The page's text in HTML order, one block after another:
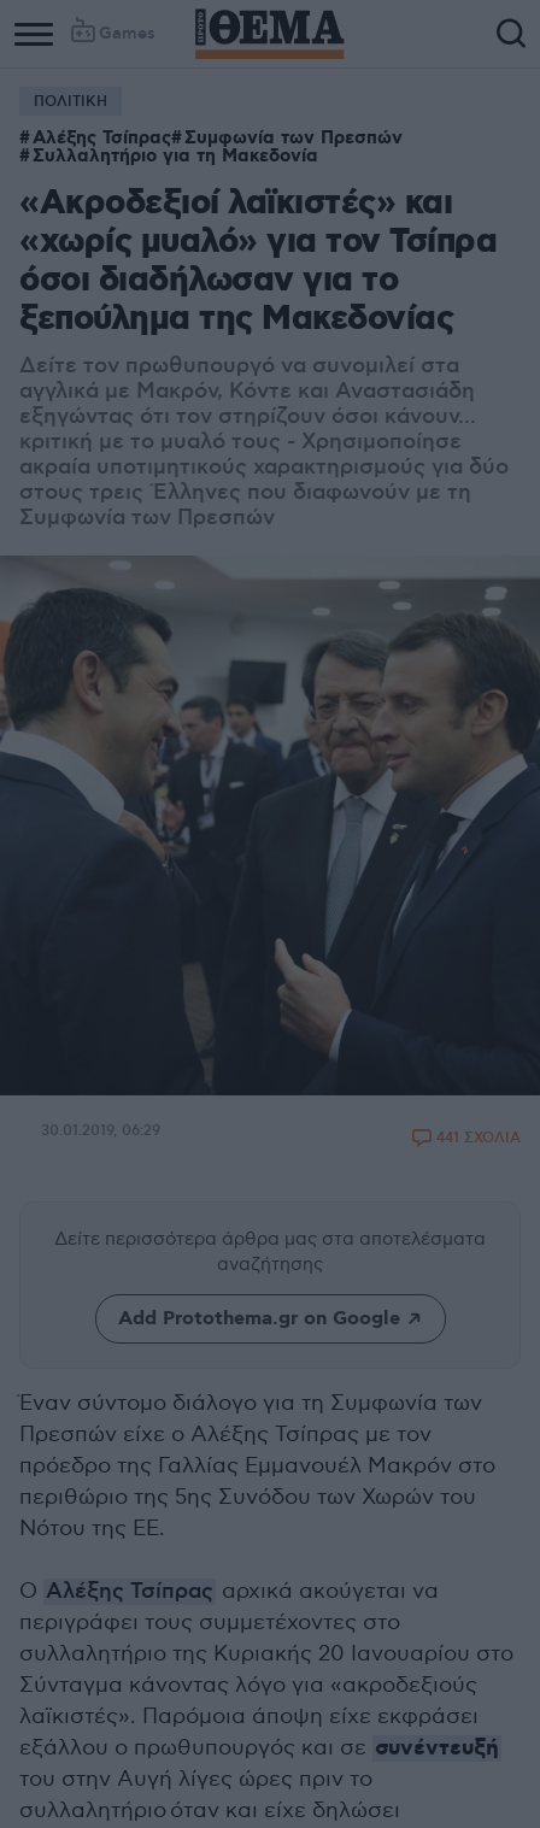
Games
Column
1
Column
2
ΠΟΛΙΤΙΚΗ
Αλέξης Τσίπρας Συμφωνία των Πρεσπών
Συλλαλητήριο για τη Μακεδονία
«Ακροδεξιοί λαϊκιστές» και
«χωρίς μυαλό» για τον Τσίπρα
όσοι διαδήλωσαν για το
ξεπούλημα της Μακεδονίας
Δείτε τον πρωθυπουργό να συνομιλεί στα
αγγλικά με Μακρόν, Κόντε και Αναστασιάδη
εξηγώντας ότι τον στηρίζουν όσοι κάνουν...
κριτική με το μυαλό τους - Χρησιμοποίησε
ακραία υποτιμητικούς χαρακτηρισμούς για δύο
στους τρεις Έλληνες που διαφωνούν με τη
Συμφωνία των Πρεσπών
30.01.2019, 06:29 441 ΣΧΟΛΙΑ
Δείτε περισσότερα άρθρα μας στα αποτελέσματα
αναζήτησης
Add Protothema.gr on Google
Έναν σύντομο διάλογο για τη Συμφωνία των
Πρεσπών είχε ο Αλέξης Τσίπρας με τον
πρόεδρο της Γαλλίας Εμμανουέλ Μακρόν στο
περιθώριο της 5ης Συνόδου των Χωρών του
Νότου της ΕΕ.
Ο Αλέξης Τσίπρας αρχικά ακούγεται να
περιγράφει τους συμμετέχοντες στο
συλλαλητήριο της Κυριακής 20 Ιανουαρίου στο
Σύνταγμα κάνοντας λόγο για «ακροδεξιούς
λαϊκιστές». Παρόμοια άποψη είχε εκφράσει
εξάλλου ο πρωθυπουργός και σε συνέντευξή
του στην Αυγή λίγες ώρες πριν το
συλλαλητήριο όταν και είχε δηλώσει